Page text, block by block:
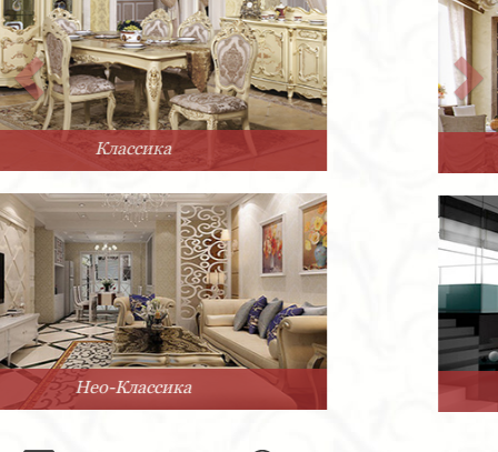
Прованс
Минимализм